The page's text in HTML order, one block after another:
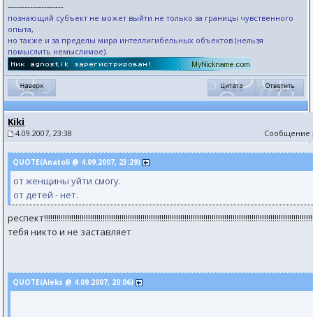
--------------------
познающий субъект не может выйти не только за границы чувственного
опыта,
но также и за пределы мира интеллигибельных объектов (нельзя
помыслить немыслимое).
Kiki
4.09.2007, 23:38 Сообщение
QUOTE(Anatoli @ 4.09.2007, 23:29)
от женщины уйти смогу.
от детей - нет.
тебя никто и не заставляет
QUOTE(Aleks @ 4.09.2007, 20:06)